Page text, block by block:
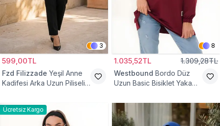
3
599,00TL
Fzd Filizzade Yeşil Anne
Kadifesi Arka Uzun Piliseli
8
1.035,52TL 1.309,28TL
Westbound Bordo Düz
Uzun Basic Bisiklet Yaka
Ücretsiz Kargo